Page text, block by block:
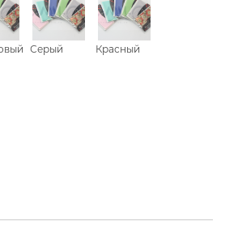
Серый Красный